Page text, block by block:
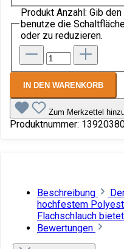
Produkt Anzahl: Gib
benutze die
oder zu reduzieren.
IN DEN WARENKORB
Zum Merkzettel
Produktnummer:
Beschreibung
hochfestem
Flachschlauch
Bewertungen